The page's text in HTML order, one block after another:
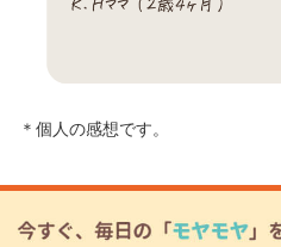
＊個人の感想です。